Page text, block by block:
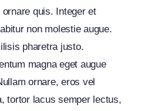
quis. Integer et
non molestie augue.
pharetra justo.
magna eget augue
ornare, eros vel
tortor lacus semper lectus,